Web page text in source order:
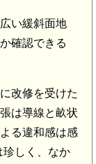
い緩斜面地
確認できる
改修を受けた
は導線と畝状
る違和感は感
珍しく、なか